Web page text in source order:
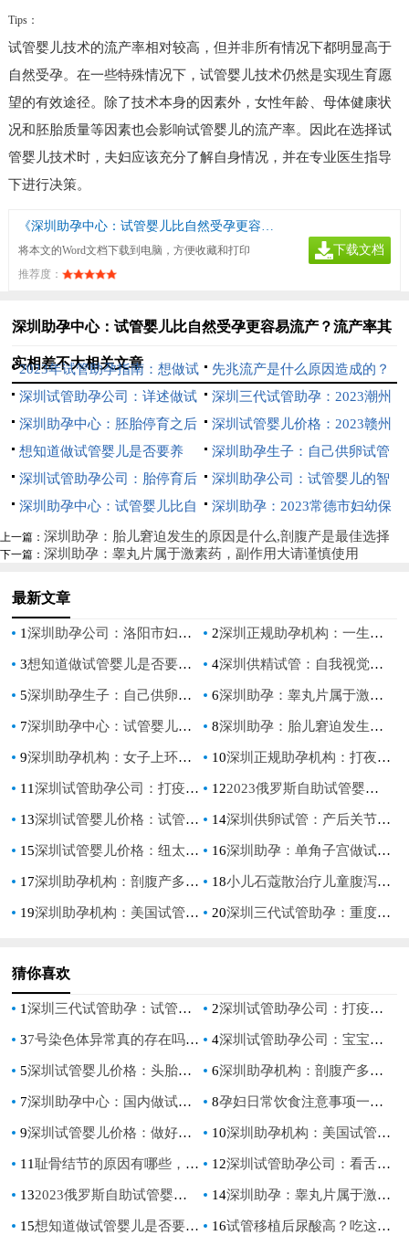
Tips：
试管婴儿技术的流产率相对较高，但并非所有情况下都明显高于
自然受孕。在一些特殊情况下，试管婴儿技术仍然是实现生育愿
望的有效途径。除了技术本身的因素外，女性年龄、母体健康状
况和胚胎质量等因素也会影响试管婴儿的流产率。因此在选择试
管婴儿技术时，夫妇应该充分了解自身情况，并在专业医生指导
下进行决策。
《深圳助孕中心：试管婴儿比自然受孕更容易流产？流产率其实相差不大》
将本文的Word文档下载到电脑，方便收藏和打印
推荐度：
下载文档
深圳助孕中心：试管婴儿比自然受孕更容易流产？流产率其
实相差不大相关文章
2023年试管助孕指南：想做试
管但不了解的患者赶紧收藏
先兆流产是什么原因造成的？
了解完全才好方范
深圳试管助孕公司：详述做试
管后身体差的4种调理方法
深圳三代试管助孕：2023潮州
中心医院试管婴儿流程指南，助
孕成功率预估
深圳助孕中心：胚胎停育之后
这些检查项目必须要做，找出问
题才能对症治疗
深圳试管婴儿价格：2023赣州
市妇保院试管婴儿全方位指南，
附成功率参考
想知道做试管婴儿是否要养
囊，养囊的标准是什么-
深圳助孕生子：自己供卵试管
婴儿的全流程一文揭晓
深圳试管助孕公司：胎停育后
hcg不一定会下降，甚至会有所
升高
深圳助孕公司：试管婴儿的智
商并无差异性，与自然怀孕的孩
子一样
深圳助孕中心：试管婴儿比自
然受孕更容易流产？流产率其实
相差不大
深圳助孕：2023常德市妇幼保
健院试管婴儿科普知识导航，助
孕成功率评估
上一篇： 深圳助孕：胎儿窘迫发生的原因是什么,剖腹产是最佳选择
下一篇： 深圳助孕：睾丸片属于激素药，副作用大请谨慎使用
最新文章
1深圳助孕公司：洛阳市妇幼保健院试管成功率一览，附河南省试管医院推荐 2深圳正规助孕机构：一生最多做一次腹腔镜手术，因为它多少有点危害
3想知道做试管婴儿是否要养囊，养囊的标准是什么- 4深圳供精试管：自我视觉检查，让你及时发现视力问题
5深圳助孕生子：自己供卵试管婴儿的全流程一文揭晓 6深圳助孕：睾丸片属于激素药，副作用大请谨慎使用
7深圳助孕中心：试管婴儿比自然受孕更容易流产？流产率其实相差不大 8深圳助孕：胎儿窘迫发生的原因是什么,剖腹产是最佳选择
9深圳助孕机构：女子上环的几种方式介绍,女人上环好不好 10深圳正规助孕机构：打夜针后出现的各种症状，会老是想吐
11深圳试管助孕公司：打疫苗的重要性有哪些,宝宝打完疫苗注意事项 122023俄罗斯自助试管婴儿攻略，三分钟带你了解全部流程！
13深圳试管婴儿价格：试管婴儿每一代区别，三代成功率更高吗 14深圳供卵试管：产后关节痒要警惕，这些保健问题不容忽视
15深圳试管婴儿价格：纽太特深度水解奶粉怎么样？宝宝喝了之后会不会更好 16深圳助孕：单角子宫做试管着床不容易，想成功这些事项一个都不能漏
17深圳助孕机构：剖腹产多长时间刀口能完全愈合好,剖腹产完了需要注意什么 18小儿石蔻散治疗儿童腹泻效果好，正确的用法及用量分享
19深圳助孕机构：美国试管婴儿花费明细起伏太大小心都是不正规机构 20深圳三代试管助孕：重度无精症睾丸穿刺失败了怎么办？深入了解调理后再次尝试的必要性
猜你喜欢
1深圳三代试管助孕：试管婴儿囊胚移植时间，最好在排卵5天后进行 2深圳试管助孕公司：打疫苗的重要性有哪些,宝宝打完疫苗注意事项
37号染色体异常真的存在吗？了解三体现象和多胞胎引发的病症 4深圳试管助孕公司：宝宝喝蔬菜汁好不好消化,宝宝喝蔬菜汁的好处有哪些
5深圳试管婴儿价格：头胎打无痛有用吗，疼痛可以忍受吗- 6深圳助孕机构：剖腹产多长时间刀口能完全愈合好,剖腹产完了需要注意什么
7深圳助孕中心：国内做试管不需要结婚证机构公开，这几家均上榜 8孕妇日常饮食注意事项一览，该吃不该吃的一次性介绍清楚！
9深圳试管婴儿价格：做好这些准备，让你分娩过程更顺利 10深圳助孕机构：美国试管婴儿花费明细起伏太大小心都是不正规机构
11耻骨结节的原因有哪些，耻骨结节怎么治疗 12深圳试管助孕公司：看舌头知道生男孩女孩吗？通过舌头可以了解到健康与否
132023俄罗斯自助试管婴儿攻略，三分钟带你了解全部流程！ 14深圳助孕：睾丸片属于激素药，副作用大请谨慎使用
15想知道做试管婴儿是否要养囊，养囊的标准是什么- 16试管移植后尿酸高？吃这些食物可缓解